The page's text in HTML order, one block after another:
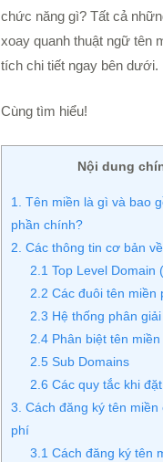
chức năng gì? Tất cả
xoay quanh thuật ngữ tên
tích chi tiết ngay bên dưới.
Cùng tìm hiểu!
Nội dung
1. Tên miền là gì và bao
phần chính?
2. Các thông tin cơ bản
2.1 Top Level Domain
2.2 Các đuôi tên miền
2.3 Hệ thống phân
2.4 Phân biệt tên
2.5 Sub Domains
2.6 Các quy tắc khi
3. Cách đăng ký tên miền
phí
3.1 Cách đăng ký tên